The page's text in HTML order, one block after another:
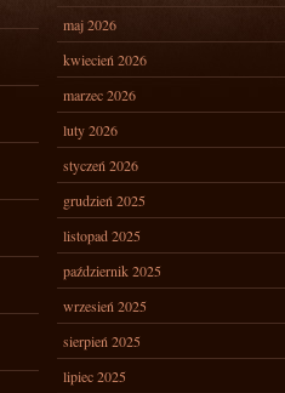
maj 2026
kwiecień 2026
marzec 2026
luty 2026
styczeń 2026
grudzień 2025
listopad 2025
październik 2025
wrzesień 2025
sierpień 2025
lipiec 2025